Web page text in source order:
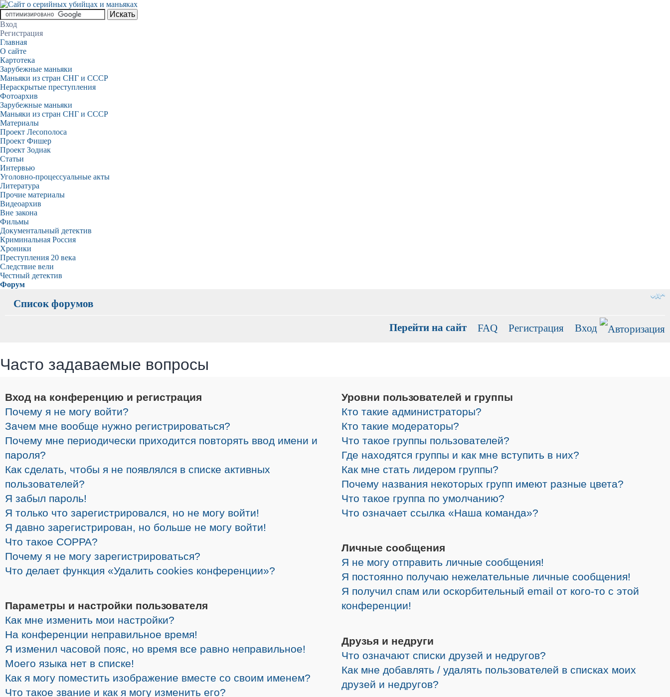
Вход
Регистрация
Главная
О сайте
Картотека
Зарубежные маньяки
Маньяки из стран СНГ и СССР
Нераскрытые преступления
Фотоархив
Зарубежные маньяки
Маньяки из стран СНГ и СССР
Материалы
Проект Лесополоса
Проект Фишер
Проект Зодиак
Статьи
Интервью
Уголовно-процессуальные акты
Литература
Прочие материалы
Видеоархив
Вне закона
Фильмы
Документальный детектив
Криминальная Россия
Хроники
Преступления 20 века
Следствие вели
Честный детектив
Форум
Список форумов
Перейти на сайт FAQ Регистрация Вход
Часто задаваемые вопросы
Вход на конференцию и регистрация
Почему я не могу войти?
Зачем мне вообще нужно регистрироваться?
Почему мне периодически приходится повторять ввод имени и
пароля?
Как сделать, чтобы я не появлялся в списке активных
пользователей?
Я забыл пароль!
Я только что зарегистрировался, но не могу войти!
Я давно зарегистрирован, но больше не могу войти!
Что такое COPPA?
Почему я не могу зарегистрироваться?
Что делает функция «Удалить cookies конференции»?
Параметры и настройки пользователя
Как мне изменить мои настройки?
На конференции неправильное время!
Я изменил часовой пояс, но время все равно неправильное!
Моего языка нет в списке!
Как я могу поместить изображение вместе со своим именем?
Что такое звание и как я могу изменить его?
Уровни пользователей и группы
Кто такие администраторы?
Кто такие модераторы?
Что такое группы пользователей?
Где находятся группы и как мне вступить в них?
Как мне стать лидером группы?
Почему названия некоторых групп имеют разные цвета?
Что такое группа по умолчанию?
Что означает ссылка «Наша команда»?
Личные сообщения
Я не могу отправить личные сообщения!
Я постоянно получаю нежелательные личные сообщения!
Я получил спам или оскорбительный email от кого-то с этой
конференции!
Друзья и недруги
Что означают списки друзей и недругов?
Как мне добавлять / удалять пользователей в списках моих
друзей и недругов?